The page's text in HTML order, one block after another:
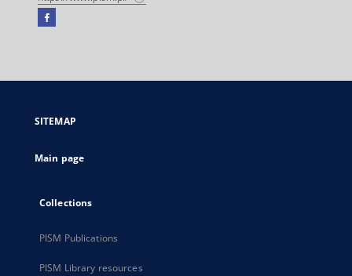
Facebook
open
new
SITEMAP
Main page
Collections
PISM Publications
PISM Library resources